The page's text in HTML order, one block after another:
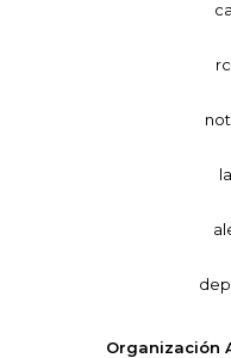
Organización